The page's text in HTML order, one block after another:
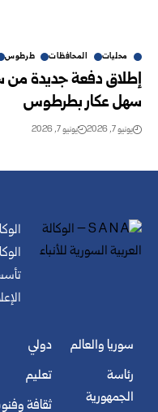
محليات المحافظات طرطوس
إطلاق دفعة جديدة من
سهل عكار ‏بطرطوس‎
يونيو 7, 2026 يونيو 7, 2026
سوريا والعالم
رئاسة
الجمهورية
دولي
تعليم
ثقافة